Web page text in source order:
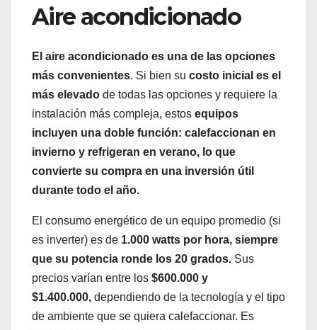
Aire acondicionado
El aire acondicionado es una de las opciones
más convenientes. Si bien su costo inicial es el
más elevado de todas las opciones y requiere la
instalación más compleja, estos equipos
incluyen una doble función: calefaccionan en
invierno y refrigeran en verano, lo que
convierte su compra en una inversión útil
durante todo el año.
El consumo energético de un equipo promedio (si
es inverter) es de 1.000 watts por hora, siempre
que su potencia ronde los 20 grados. Sus
precios varían entre los $600.000 y
$1.400.000, dependiendo de la tecnología y el tipo
de ambiente que se quiera calefaccionar. Es